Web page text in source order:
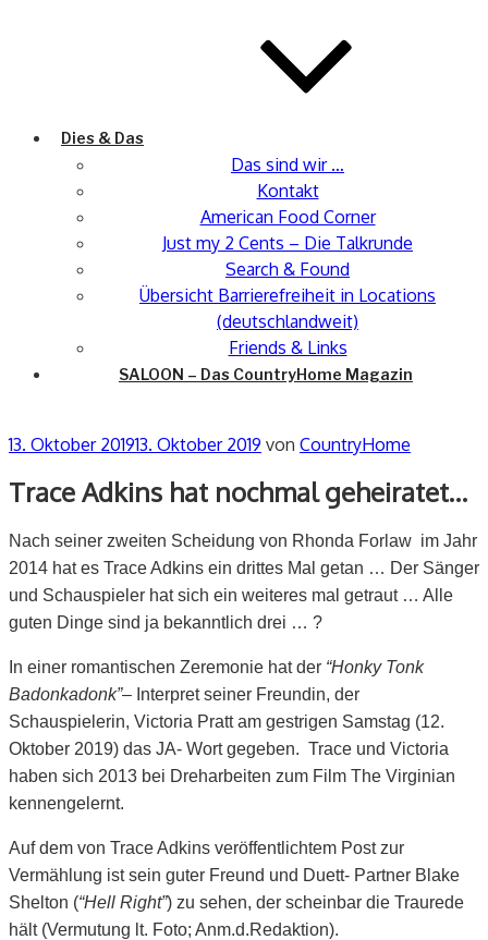
Dies & Das
Das sind wir …
Kontakt
American Food Corner
Just my 2 Cents – Die Talkrunde
Search & Found
Übersicht Barrierefreiheit in Locations
(deutschlandweit)
Friends & Links
SALOON – Das CountryHome Magazin
Veröffentlicht
13. Oktober 201913. Oktober 2019 von CountryHome
Trace Adkins hat nochmal geheiratet…
Nach seiner zweiten Scheidung von Rhonda Forlaw im Jahr
2014 hat es Trace Adkins ein drittes Mal getan … Der Sänger
und Schauspieler hat sich ein weiteres mal getraut … Alle
guten Dinge sind ja bekanntlich drei … ?
In einer romantischen Zeremonie hat der “Honky Tonk
Badonkadonk”– Interpret seiner Freundin, der
Schauspielerin, Victoria Pratt am gestrigen Samstag (12.
Oktober 2019) das JA- Wort gegeben. Trace und Victoria
haben sich 2013 bei Dreharbeiten zum Film The Virginian
kennengelernt.
Auf dem von Trace Adkins veröffentlichtem Post zur
Vermählung ist sein guter Freund und Duett- Partner Blake
Shelton (“Hell Right”) zu sehen, der scheinbar die Traurede
hält (Vermutung lt. Foto; Anm.d.Redaktion).